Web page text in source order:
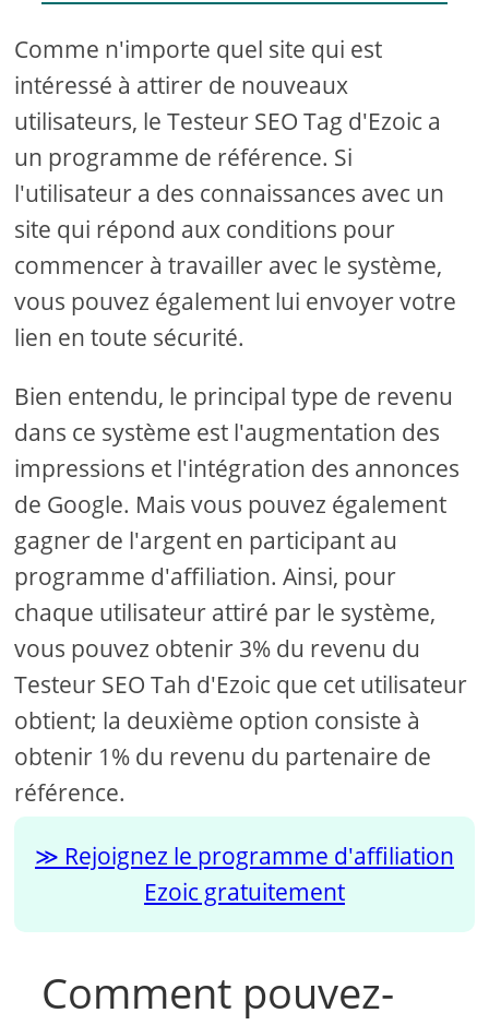
Comme n'importe quel site qui est
intéressé à attirer de nouveaux
utilisateurs, le Testeur SEO Tag d'Ezoic a
un programme de référence. Si
l'utilisateur a des connaissances avec un
site qui répond aux conditions pour
commencer à travailler avec le système,
vous pouvez également lui envoyer votre
lien en toute sécurité.
Bien entendu, le principal type de revenu
dans ce système est l'augmentation des
impressions et l'intégration des annonces
de Google. Mais vous pouvez également
gagner de l'argent en participant au
programme d'affiliation. Ainsi, pour
chaque utilisateur attiré par le système,
vous pouvez obtenir 3% du revenu du
Testeur SEO Tah d'Ezoic que cet utilisateur
obtient; la deuxième option consiste à
obtenir 1% du revenu du partenaire de
référence.
Rejoignez le programme d'affiliation
Ezoic gratuitement
Comment pouvez-